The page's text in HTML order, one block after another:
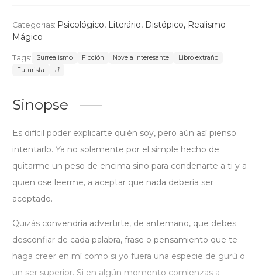
Categorias: Psicológico, Literário, Distópico, Realismo
Mágico
Tags: Surrealismo Ficción Novela interesante
Libro extraño
Futurista
+1
Sinopse
Es difícil poder explicarte quién soy, pero aún así pienso
intentarlo. Ya no solamente por el simple hecho de
quitarme un peso de encima sino para condenarte a ti y a
quien ose leerme, a aceptar que nada debería ser
aceptado.
Quizás convendría advertirte, de antemano, que debes
desconfiar de cada palabra, frase o pensamiento que te
haga creer en mí como si yo fuera una especie de gurú o
un ser superior. Si en algún momento comienzas a